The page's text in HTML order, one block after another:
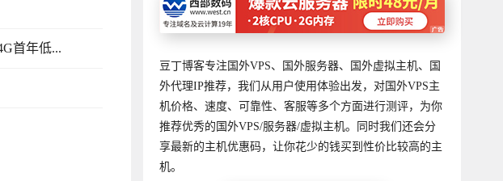
首年低...
豆丁博客专注国外VPS、国外服务器、国外虚拟主机、国
外代理IP推荐，我们从用户使用体验出发，对国外VPS主
机价格、速度、可靠性、客服等多个方面进行测评，为你
推荐优秀的国外VPS/服务器/虚拟主机。同时我们还会分
享最新的主机优惠码，让你花少的钱买到性价比较高的主
机。